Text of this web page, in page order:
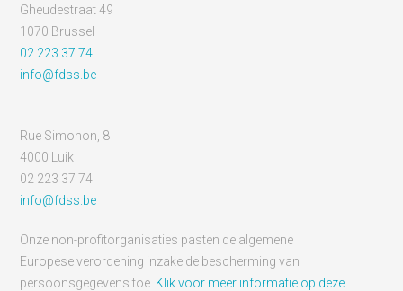
Gheudestraat 49
1070 Brussel
02 223 37 74
info@fdss.be
Rue Simonon, 8
4000 Luik
02 223 37 74
info@fdss.be
Onze non-profitorganisaties pasten de algemene
Europese verordening inzake de bescherming van
persoonsgegevens toe. Klik voor meer informatie op deze